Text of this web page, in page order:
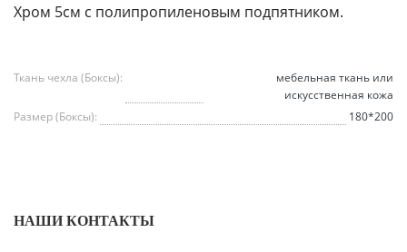
Хром 5см с полипропиленовым подпятником.
Ткань чехла (Боксы):
мебельная ткань или
искусственная кожа
Размер (Боксы):
180*200
НАШИ КОНТАКТЫ